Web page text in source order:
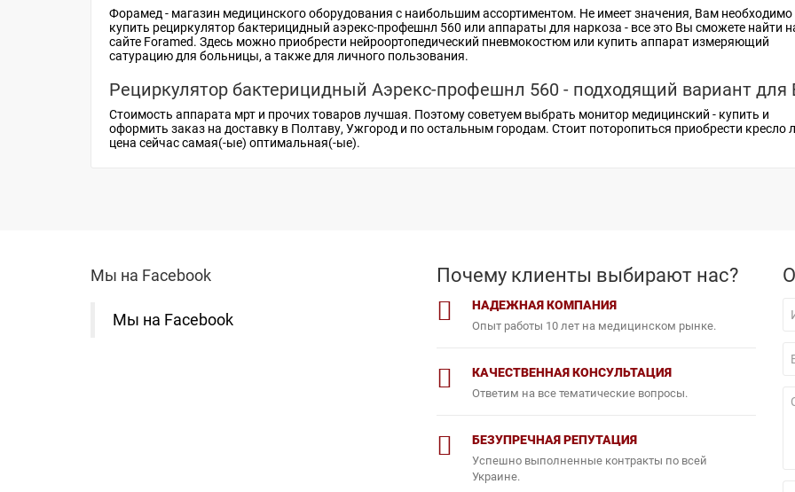
Форамед - магазин медицинского оборудования с наибольшим ассортиментом. Не имеет значения, Вам необходимо
купить рециркулятор бактерицидный аэрекс-профешнл 560 или аппараты для наркоза - все это Вы сможете найти
сайте Foramed. Здесь можно приобрести нейроортопедический пневмокостюм или купить аппарат измеряющий
сатурацию для больницы, а также для личного пользования.
Рециркулятор бактерицидный Аэрекс-профешнл 560 - подходящий вариант для
Стоимость аппарата мрт и прочих товаров лучшая. Поэтому советуем выбрать монитор медицинский - купить и
оформить заказ на доставку в Полтаву, Ужгород и по остальным городам. Стоит поторопиться приобрести кресло
цена сейчас самая(-ые) оптимальная(-ые).
Мы на Facebook
Мы на Facebook
Почему клиенты выбирают нас?
НАДЕЖНАЯ КОМПАНИЯ
Опыт работы 10 лет на медицинском рынке.
КАЧЕСТВЕННАЯ КОНСУЛЬТАЦИЯ
Ответим на все тематические вопросы.
БЕЗУПРЕЧНАЯ РЕПУТАЦИЯ
Успешно выполненные контракты по всей
Украине.